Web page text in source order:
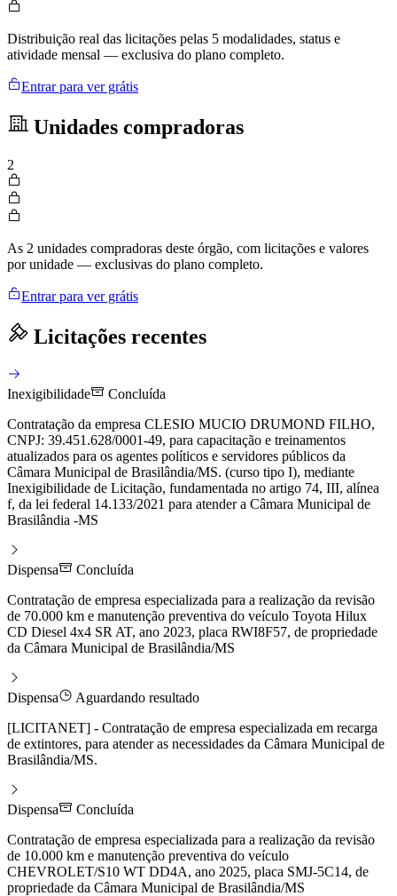
Distribuição real das licitações pelas 5 modalidades, status e
atividade mensal — exclusiva do plano completo.
Entrar para ver grátis
Unidades compradoras
2
As 2 unidades compradoras deste órgão, com licitações e valores
por unidade — exclusivas do plano completo.
Entrar para ver grátis
Licitações recentes
Inexigibilidade
Concluída
Contratação da empresa CLESIO MUCIO DRUMOND FILHO,
CNPJ: 39.451.628/0001-49, para capacitação e treinamentos
atualizados para os agentes políticos e servidores públicos da
Câmara Municipal de Brasilândia/MS. (curso tipo I), mediante
Inexigibilidade de Licitação, fundamentada no artigo 74, III, alínea
f, da lei federal 14.133/2021 para atender a Câmara Municipal de
Brasilândia -MS
Dispensa
Concluída
Contratação de empresa especializada para a realização da revisão
de 70.000 km e manutenção preventiva do veículo Toyota Hilux
CD Diesel 4x4 SR AT, ano 2023, placa RWI8F57, de propriedade
da Câmara Municipal de Brasilândia/MS
Dispensa
Aguardando resultado
[LICITANET] - Contratação de empresa especializada em recarga
de extintores, para atender as necessidades da Câmara Municipal de
Brasilândia/MS.
Dispensa
Concluída
Contratação de empresa especializada para a realização da revisão
de 10.000 km e manutenção preventiva do veículo
CHEVROLET/S10 WT DD4A, ano 2025, placa SMJ-5C14, de
propriedade da Câmara Municipal de Brasilândia/MS